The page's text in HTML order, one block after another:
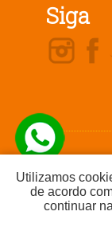
Siga
divulgados por nossos
comercializamos
odontológicos.
Todos os direitos
Utilizamos
de acordo
continuar